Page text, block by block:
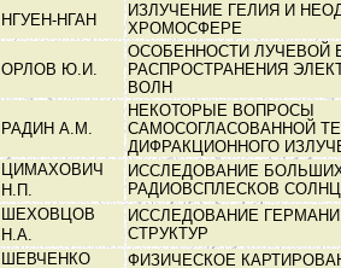
НГУЕН-НГАН
ИЗЛУЧЕНИЕ ГЕЛИЯ И
ХРОМОСФЕРЕ
ОРЛОВ Ю.И.
ОСОБЕННОСТИ ЛУЧЕВОЙ
РАСПРОСТРАНЕНИЯ
ВОЛН
РАДИН А.М.
НЕКОТОРЫЕ ВОПРОСЫ
САМОСОГЛАСОВАННОЙ
ДИФРАКЦИОННОГО
ЦИМАХОВИЧ
Н.П.
ИССЛЕДОВАНИЕ
РАДИОВСПЛЕСКОВ
ШЕХОВЦОВ
Н.А.
ИССЛЕДОВАНИЕ
СТРУКТУР
ШЕВЧЕНКО
ФИЗИЧЕСКОЕ